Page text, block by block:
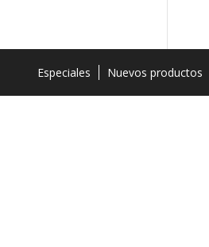
Especiales Nuevos productos